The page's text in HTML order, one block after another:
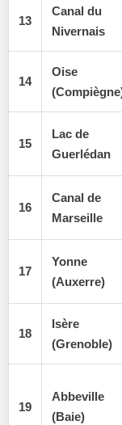
13
Canal du
Nivernais
14
Oise
15
Lac de
Guerlédan
16
Canal de
Marseille
17
Yonne
(Auxerre)
18
Isère
(Grenoble)
19
Abbeville
(Baie)